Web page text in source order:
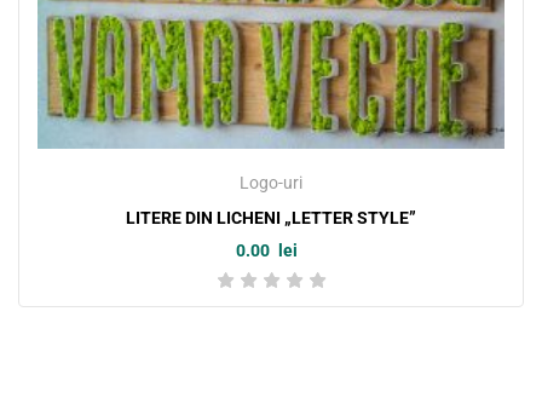
Logo-uri
LITERE DIN LICHENI „LETTER STYLE”
0.00
lei